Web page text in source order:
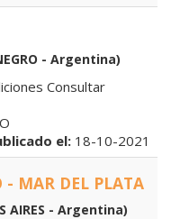
- Argentina)
Consultar
el: 18-10-2021
- MAR DEL PLATA
AIRES - Argentina)